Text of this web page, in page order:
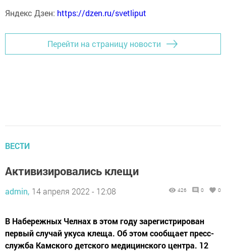
Яндекс Дзен: https://dzen.ru/svetliput
Перейти на страницу новости
ВЕСТИ
Активизировались клещи
admin, 14 апреля 2022 - 12:08 426 0 0
В Набережных Челнах в этом году зарегистрирован
первый случай укуса клеща. Об этом сообщает пресс-
служба Камского детского медицинского центра. 12